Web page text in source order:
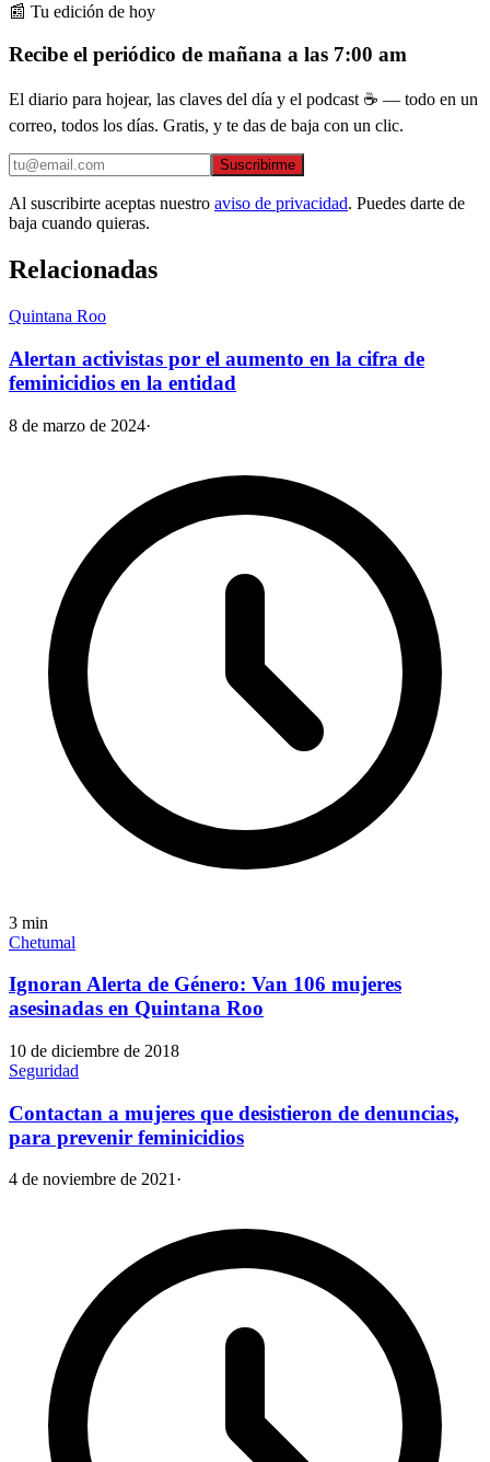
📰 Tu edición de hoy
Recibe el periódico de mañana a las 7:00 am
El diario para hojear, las claves del día y el podcast ☕ — todo en un
correo, todos los días. Gratis, y te das de baja con un clic.
Suscribirme
Al suscribirte aceptas nuestro aviso de privacidad. Puedes darte de
baja cuando quieras.
Relacionadas
Quintana Roo
Alertan activistas por el aumento en la cifra de
feminicidios en la entidad
8 de marzo de 2024·
3 min
Chetumal
Ignoran Alerta de Género: Van 106 mujeres
asesinadas en Quintana Roo
10 de diciembre de 2018
Seguridad
Contactan a mujeres que desistieron de denuncias,
para prevenir feminicidios
4 de noviembre de 2021·